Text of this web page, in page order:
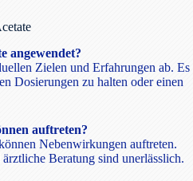
angewendet?
Zielen und Erfahrungen ab. Es
Dosierungen zu halten oder einen
auftreten?
Nebenwirkungen auftreten.
Beratung sind unerlässlich.